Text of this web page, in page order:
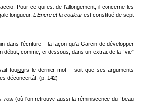
Pour ce qui est de l'allongement, il concerne les
longueur, L'Encre et la couleur est constitué de sept
dans l'écriture – la façon qu'a Garcin de développer
comme, ci-dessous, dans un extrait de la “vie”
toujours le dernier mot – soit que ses arguments
déconcertât. (p. 142)
rosi(où l'on retrouve aussi la réminiscence du “beau